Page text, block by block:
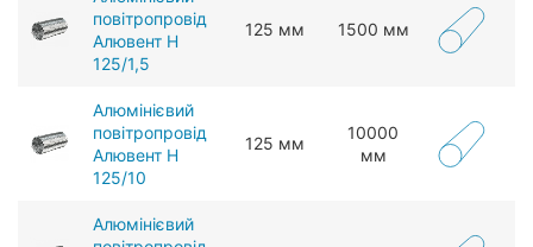
повітропровід
Алювент Н
125/1,5
125 мм 1500 мм
Алюмінієвий
повітропровід
Алювент Н
125/10
125 мм
10000
мм
Алюмінієвий